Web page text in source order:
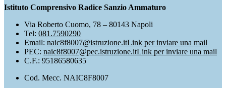
Istituto Comprensivo Radice Sanzio Ammaturo
Via Roberto Cuomo, 78 – 80143 Napoli
Tel: 081.7590290
Email: naic8f8007@istruzione.itLink per inviare una mail
PEC: naic8f8007@pec.istruzione.itLink per inviare una mail
C.F.: 95186580635
Cod. Mecc. NAIC8F8007